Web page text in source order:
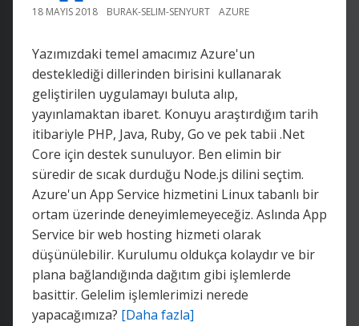
18 MAYIS 2018 BURAK-SELIM-SENYURT AZURE
Yazımızdaki temel amacımız Azure'un
desteklediği dillerinden birisini kullanarak
geliştirilen uygulamayı buluta alıp,
yayınlamaktan ibaret. Konuyu araştırdığım tarih
itibariyle PHP, Java, Ruby, Go ve pek tabii .Net
Core için destek sunuluyor. Ben elimin bir
süredir de sıcak durduğu Node.js dilini seçtim.
Azure'un App Service hizmetini Linux tabanlı bir
ortam üzerinde deneyimlemeyeceğiz. Aslında App
Service bir web hosting hizmeti olarak
düşünülebilir. Kurulumu oldukça kolaydır ve bir
plana bağlandığında dağıtım gibi işlemlerde
basittir. Gelelim işlemlerimizi nerede
yapacağımıza? [Daha fazla]